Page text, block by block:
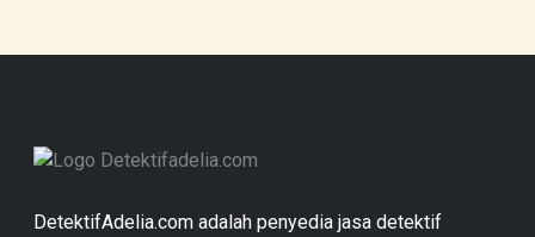
DetektifAdelia.com adalah penyedia jasa detektif